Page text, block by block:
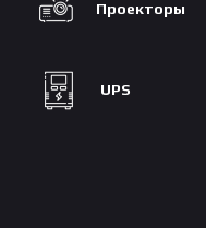
Проекторы
UPS